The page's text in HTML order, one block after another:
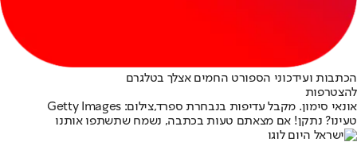
הכתבות ועידכוני הספורט החמים אצלך בטלגרם
להצטרפות
אונאי סימון. מקבל עדיפות בנבחרת ספרד,צילום: Getty Images
טעינו? נתקן! אם מצאתם טעות בכתבה, נשמח שתשתפו אותנו